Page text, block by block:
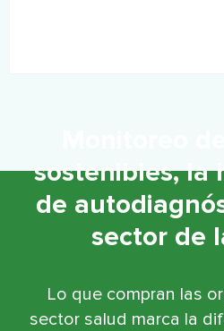
sostenibles, la
de
sector de
Lo que compran las
sector salud marca la